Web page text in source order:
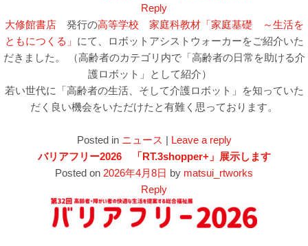
Reply
大修館書店発行の高等学校 家庭科教材「家庭基礎 ～生活を
ともにつくる」 にて、ロボットアシストウォーカーをご紹介いた
だきました。 （高齢者のカテゴリ内で「高齢者の日常を助ける介
護ロボット」として紹介）
若い世代に「高齢者の生活、そして介護ロボット」を知っていた
だく良い機会をいただけたと有難く思っております。
Posted in ニュース | Leave a reply
バリアフリー2026 「RT.3shopper+」展示します
Posted on 2026年4月8日 by matsui_rtworks
Reply